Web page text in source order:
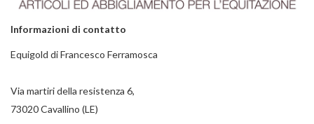
Informazioni di contatto
Equigold di Francesco Ferramosca
Via martiri della resistenza 6,
73020 Cavallino (LE)